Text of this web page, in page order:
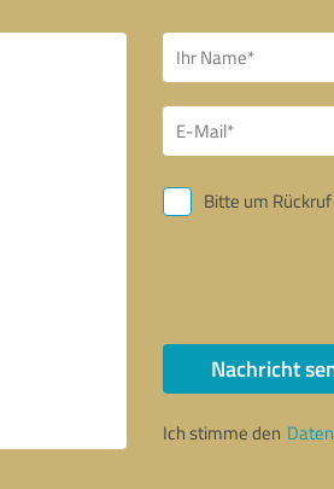
Bitte um Rückruf
Nachricht
Ich stimme den